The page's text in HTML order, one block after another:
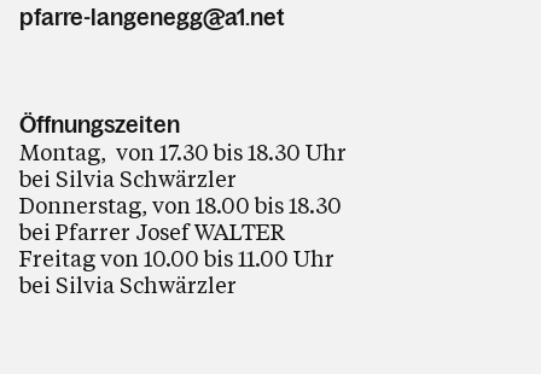
pfarre-langenegg@a1.net
Öffnungszeiten
Montag, von 17.30 bis 18.30 Uhr
bei Silvia Schwärzler
Donnerstag, von 18.00 bis 18.30
bei Pfarrer Josef WALTER
Freitag von 10.00 bis 11.00 Uhr
bei Silvia Schwärzler